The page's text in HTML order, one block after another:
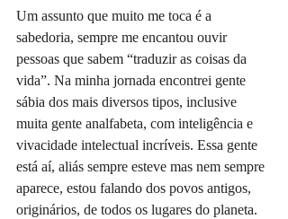
Um assunto que muito me toca é a
sabedoria, sempre me encantou ouvir
pessoas que sabem “traduzir as coisas da
vida”. Na minha jornada encontrei gente
sábia dos mais diversos tipos, inclusive
muita gente analfabeta, com inteligência e
vivacidade intelectual incríveis. Essa gente
está aí, aliás sempre esteve mas nem sempre
aparece, estou falando dos povos antigos,
originários, de todos os lugares do planeta.